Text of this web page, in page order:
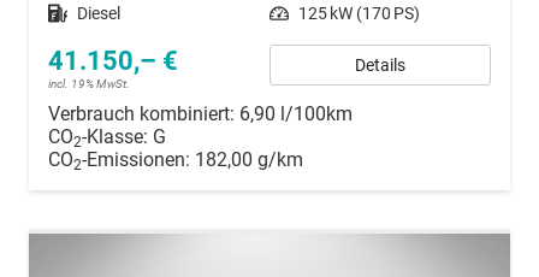
Kraftstoff Diesel Leistung 125 kW (170 PS)
41.150,– €
incl. 19% MwSt.
Details
Verbrauch kombiniert: 6,90 l/100km
CO2-Klasse: G
CO2-Emissionen: 182,00 g/km